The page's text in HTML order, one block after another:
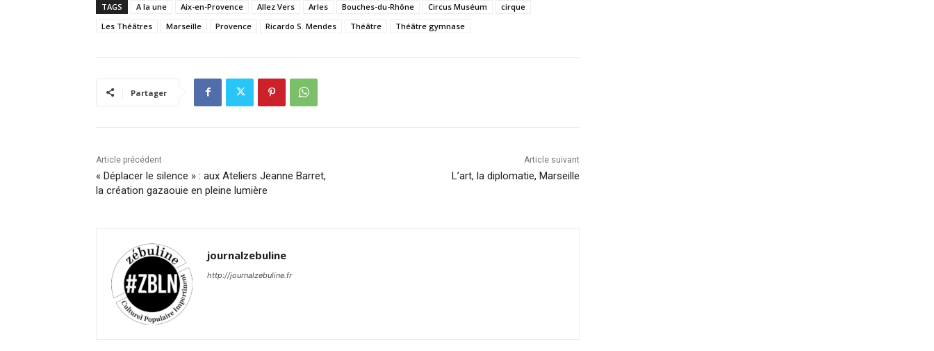
TAGS A la une Aix-en-Provence Allez Vers Arles Bouches-du-Rhône Circus Muséum
cirque
Les Théâtres
Marseille Provence Ricardo S. Mendes Théâtre Théâtre gymnase
Partager
Article précédent
« Déplacer le silence » : aux Ateliers Jeanne Barret,
la création gazaouie en pleine lumière
Article suivant
L’art, la diplomatie, Marseille
journalzebuline
http://journalzebuline.fr